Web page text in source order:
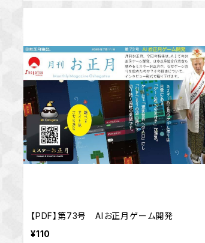
【PDF】第73号 AIお正月ゲーム開発
¥110